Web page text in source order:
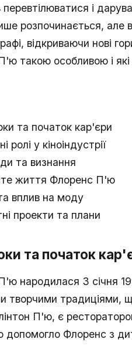
перевтілюватися і
розпочинається, але
відкриваючи нові
такою особливою і які
та початок кар'єри
ролі у кіноіндустрії
та визнання
життя Флоренс П'ю
вплив на моду
проекти та плани
та початок
народилася 3 січня
творчими традиціями,
П'ю, є
допомогло Флоренс з